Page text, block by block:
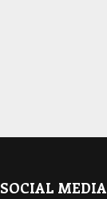
SOCIAL MEDIA